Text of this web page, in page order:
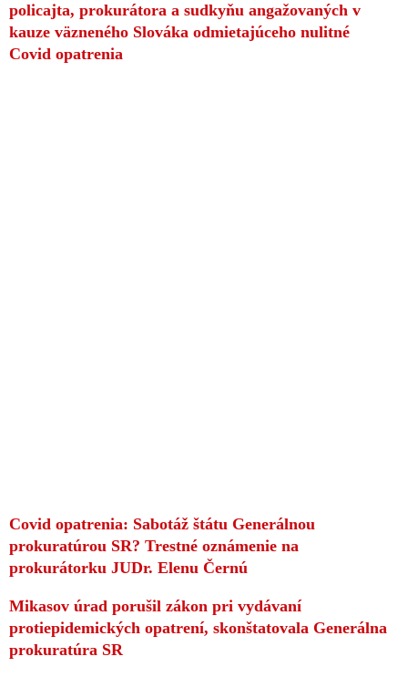
policajta, prokurátora a sudkyňu angažovaných v
kauze väzneného Slováka odmietajúceho nulitné
Covid opatrenia
Covid opatrenia: Sabotáž štátu Generálnou
prokuratúrou SR? Trestné oznámenie na
prokurátorku JUDr. Elenu Černú
Mikasov úrad porušil zákon pri vydávaní
protiepidemických opatrení, skonštatovala Generálna
prokuratúra SR